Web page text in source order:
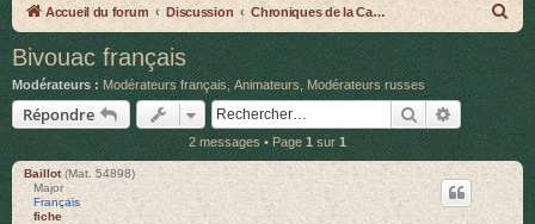
Accueil du forum Discussion Chroniques de la Campagne de Russie
e
c
c
Bivouac français
Modérateurs : Modérateurs français, Animateurs ,Modérateurs russes
Répondre Rechercher
2 messages • Page1 sur1
Baillot(Mat. 54898)
Major
Français
fiche